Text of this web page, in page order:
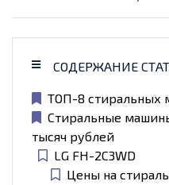
СОДЕРЖАНИЕ
ТОП-8 стиральных
Стиральные
тысяч рублей
LG FH-2C3WD
Цены на